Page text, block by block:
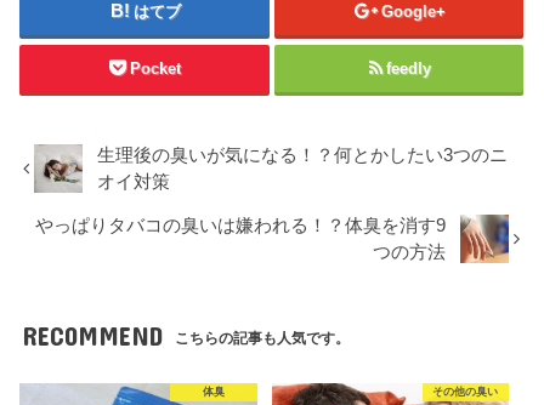
はてブ Google+
Pocket feedly
生理後の臭いが気になる！？何とかしたい3つのニ
オイ対策
やっぱりタバコの臭いは嫌われる！？体臭を消す9
つの方法
RECOMMEND こちらの記事も人気です。
体臭 その他の臭い